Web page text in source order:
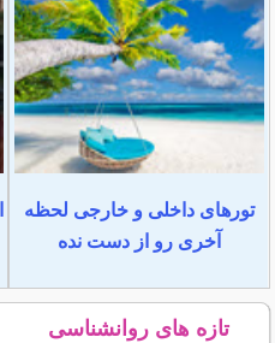
تورهای داخلی و خارجی لحظه
آخری رو از دست نده
تازه های روانشناسی